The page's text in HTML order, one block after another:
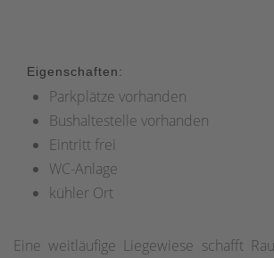
Eigenschaften:
Parkplätze vorhanden
Bushaltestelle vorhanden
Eintritt frei
WC-Anlage
kühler Ort
Eine weitläufige Liegewiese schafft